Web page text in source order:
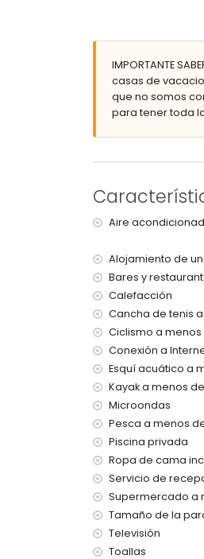
2 terrazas, una
cocina exterior y
ducha exterior
zona de estar y
orilla o ribera
puerto más
parque más
aeropuerto más
segundo
no se admiten
El alojamiento es
Instalaciones y
internet (WiFi)
plancha y tabla
ropa de cama y
servicio de
calefacción por
Instalaciones /
Instalaciones y
cama extra y
Entretenimiento y
IMPORTANTE
casas de
que no somos
para tener toda
Aire
Alojamiento de
Bares y
Calefacción
Cancha de tenis
Ciclismo a menos
Conexión a
Esquí acuático a
Kayak a menos
Microondas
Pesca a menos
Piscina privada
Ropa de cama
Servicio de
Supermercado a
Tamaño de la
Televisión
Toallas